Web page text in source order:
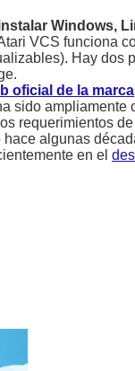
Windows,
VCS funciona
Hay
oficial de la marca
sido
requerimientos
algunas
en el